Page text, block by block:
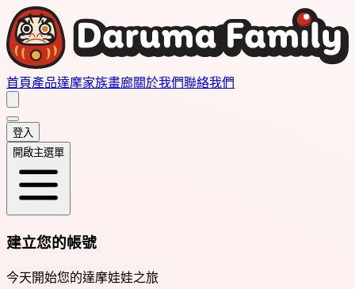
首頁產品達摩家族畫廊關於我們聯絡我們
登入
開啟主選單
建立您的帳號
今天開始您的達摩娃娃之旅